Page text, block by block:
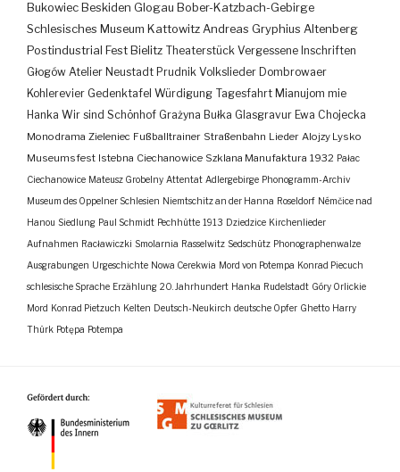
Bukowiec Beskiden Glogau Bober-Katzbach-Gebirge
Schlesisches Museum Kattowitz Andreas Gryphius Altenberg
Postindustrial Fest Bielitz Theaterstück Vergessene Inschriften
Głogów Atelier Neustadt Prudnik Volkslieder Dombrowaer
Kohlerevier Gedenktafel Würdigung Tagesfahrt Mianujom mie
Hanka Wir sind Schönhof Grażyna Bułka Glasgravur Ewa Chojecka
Monodrama Zieleniec Fußballtrainer Straßenbahn Lieder Alojzy Lysko
Museumsfest Istebna Ciechanowice Szklana Manufaktura 1932 Pałac
Ciechanowice Mateusz Grobelny Attentat Adlergebirge Phonogramm-Archiv
Museum des Oppelner Schlesien Niemtschitz an der Hanna Roseldorf Némčice nad
Hanou Siedlung Paul Schmidt Pechhütte 1913 Dziedzice Kirchenlieder
Aufnahmen Racławiczki Smolarnia Rasselwitz Sedschütz Phonographenwalze
Ausgrabungen Urgeschichte Nowa Cerekwia Mord von Potempa Konrad Piecuch
schlesische Sprache Erzählung 20. Jahrhundert Hanka Rudelstadt Góry Orlickie
Mord Konrad Pietzuch Kelten Deutsch-Neukirch deutsche Opfer Ghetto Harry
Thürk Potępa Potempa